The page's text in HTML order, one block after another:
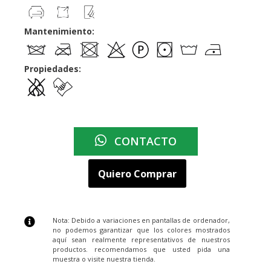
Mantenimiento:
Propiedades:
CONTACTO
Quiero Comprar
Nota: Debido a variaciones en pantallas de ordenador,
no podemos garantizar que los colores mostrados
aquí sean realmente representativos de nuestros
productos. recomendamos que usted pida una
muestra o visite nuestra tienda.